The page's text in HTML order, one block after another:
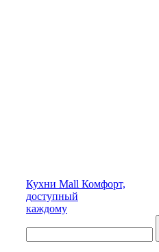
Кухни Mall Комфорт,
доступный
каждому